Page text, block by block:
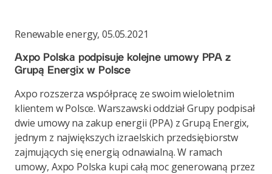
Renewable energy, 05.05.2021
Axpo Polska podpisuje kolejne umowy PPA z
Grupą Energix w Polsce
Axpo rozszerza współpracę ze swoim wieloletnim
klientem w Polsce. Warszawski oddział Grupy podpisał
dwie umowy na zakup energii (PPA) z Grupą Energix,
jednym z największych izraelskich przedsiębiorstw
zajmujących się energią odnawialną. W ramach
umowy, Axpo Polska kupi całą moc generowaną przez